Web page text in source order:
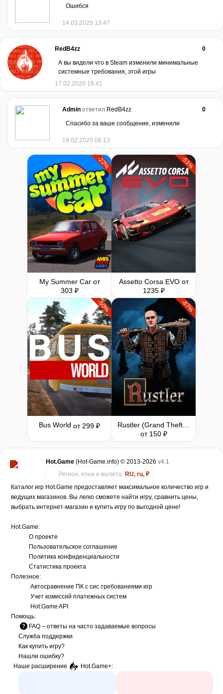
Ошибся
14.03.2020 13:47
RedB4zz
0
А вы видели что в Steam изменили минимальные
системные требования, этой игры
17.02.2020 18:41
Admin ответил RedB4zz
0
Спасибо за ваше сообщение, изменили
19.02.2020 06:13
-22%
My Summer Carот
303 ₽
-51%
Assetto Corsa EVOот
1235 ₽
-50%
Bus World от 299 ₽
-87%
Rustler (Grand Theft Horse)
от 150 ₽
Hot.Game (Hot-Game.info) © 2013-2026 v4.1
Регион, язык и валюта: RU, ru, ₽
Каталог игр Hot.Game предоставляет максимальное количество игр и
ведущих магазинов. Вы легко сможете найти игру, сравнить цены,
выбрать интернет-магазин и купить игру по выгодной цене!
Hot.Game:
О проекте
Пользовательское соглашение
Политика конфиденциальности
Статистика проекта
Полезное:
Автосравнение ПК с сис.требованиями игр
Учет комиссий платежных систем
Hot.Game API
Помощь:
FAQ – ответы на часто задаваемые вопросы
Служба поддержки
Как купить игру?
Нашли ошибку?
Наше расширение
Hot.Game+: